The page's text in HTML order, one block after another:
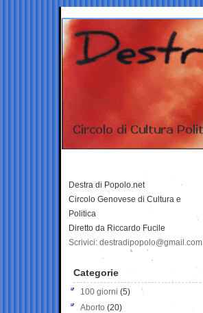
Destra di Popolo.net
Circolo Genovese di Cultura e
Politica
Diretto da Riccardo Fucile
Scrivici: destradipopolo@gmail.com
Categorie
100 giorni (5)
Aborto (20)